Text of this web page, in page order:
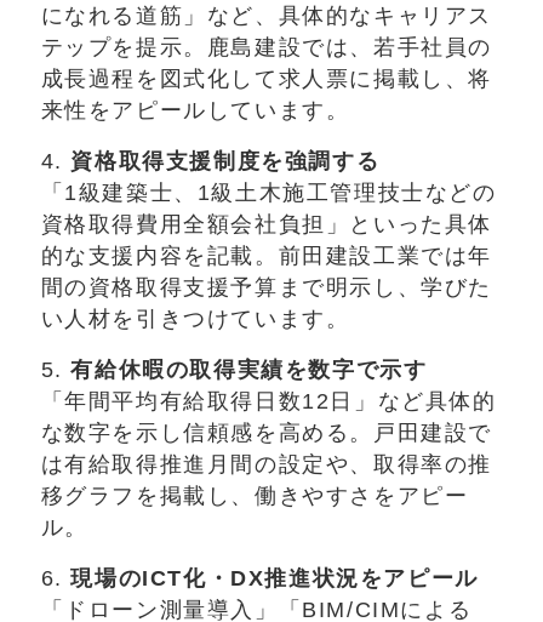
になれる道筋」など、具体的なキャリアス
テップを提示。鹿島建設では、若手社員の
成長過程を図式化して求人票に掲載し、将
来性をアピールしています。
4. 資格取得支援制度を強調する
「1級建築士、1級土木施工管理技士などの
資格取得費用全額会社負担」といった具体
的な支援内容を記載。前田建設工業では年
間の資格取得支援予算まで明示し、学びた
い人材を引きつけています。
5.有給休暇の取得実績を数字で示す
「年間平均有給取得日数12日」など具体的
な数字を示し信頼感を高める。戸田建設で
は有給取得推進月間の設定や、取得率の推
移グラフを掲載し、働きやすさをアピー
ル。
6.現場のICT化・DX推進状況をアピール
「ドローン測量導入」「BIM/CIMによる